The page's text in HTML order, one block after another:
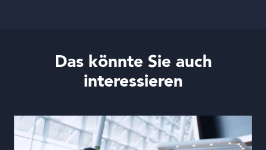
Das könnte Sie auch
interessieren